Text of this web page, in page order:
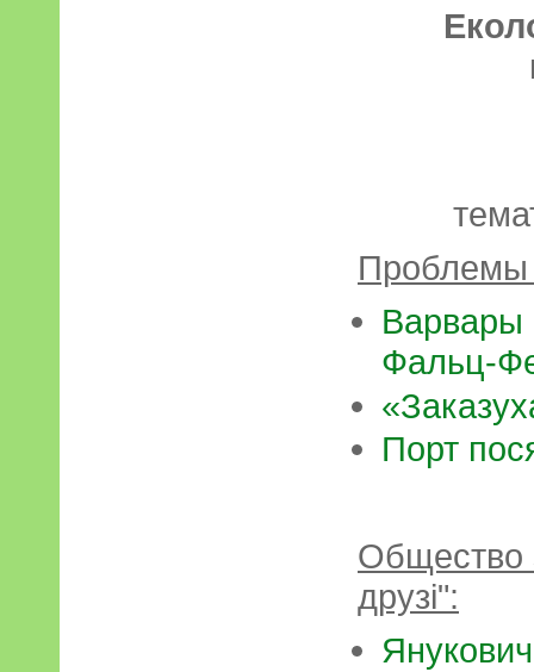
Проблемы
Варвары
Фальц-
Порт
Общество
друзі":